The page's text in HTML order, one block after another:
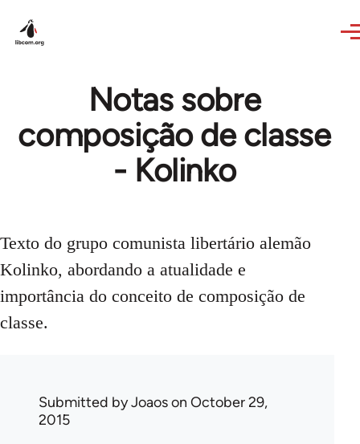
Notas sobre
composição de classe
- Kolinko
Texto do grupo comunista libertário alemão
Kolinko, abordando a atualidade e
importância do conceito de composição de
classe.
Submitted byJoaoson October 29,
2015